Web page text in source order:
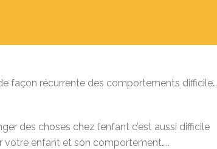
façon récurrente des comportements difficile…
des choses chez l’enfant c’est aussi difficile
votre enfant et son comportement…..